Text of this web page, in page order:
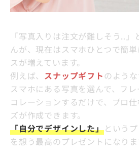
「写真入りは注文が難しそう…
んが、現在はスマホひとつで簡
スが増えています。
例えば、 スナップギフトのよう
スマホにある写真を選んで、フ
コレーションするだけで、プロ
ズが作成できます。
「自分でデザインした」という
を想う最高のプレゼントになりま